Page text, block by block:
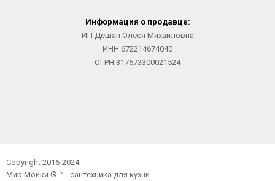
Информация о продавце:
ИП Дешан Олеся Михайловна
ИНН 672214674040
ОГРН 317673300021524
Copyright 2016-2024
Мир Мойки ® ™ - сантехника для кухни